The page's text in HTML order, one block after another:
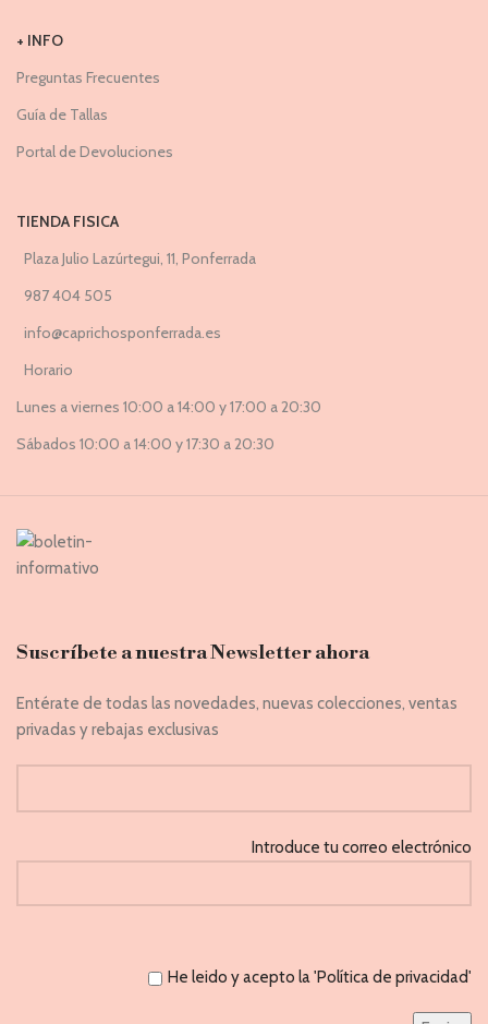
+ INFO
Preguntas Frecuentes
Guía de Tallas
Portal de Devoluciones
TIENDA FISICA
Plaza Julio Lazúrtegui, 11, Ponferrada
987 404 505
info@caprichosponferrada.es
Horario
Lunes a viernes 10:00 a 14:00 y 17:00 a 20:30
Sábados 10:00 a 14:00 y 17:30 a 20:30
Suscríbete a nuestra Newsletter ahora
Entérate de todas las novedades, nuevas colecciones, ventas
privadas y rebajas exclusivas
Introduce tu correo electrónico
He leido y acepto la 'Política de privacidad'